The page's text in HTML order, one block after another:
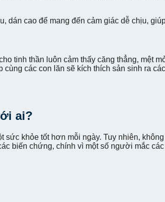
cao để mang đến cảm giác dễ chịu,
tinh thần luôn cảm thấy căng thẳng, mệt
cùng các con lăn sẽ kích thích sản sinh ra
ai?
khỏe tốt hơn mỗi ngày. Tuy nhiên,
biến chứng, chính vì một số người mắc